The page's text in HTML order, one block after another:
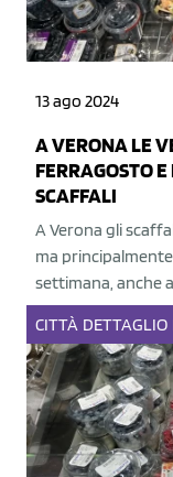
13 ago 2024
A VERONA LE
FERRAGOSTO
SCAFFALI
A Verona gli
ma
settimana, anche
CITTÀ DETTAGLIO